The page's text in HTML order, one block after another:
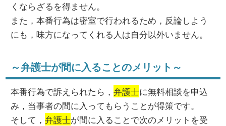
くならざるを得ません。
また，本番行為は密室で行われるため，反論しよう
にも，味方になってくれる人は自分以外いません。
～弁護士が間に入ることのメリット～
本番行為で訴えられたら，弁護士に無料相談を申込
み，当事者の間に入ってもらうことが得策です。
そして，弁護士が間に入ることで次のメリットを受